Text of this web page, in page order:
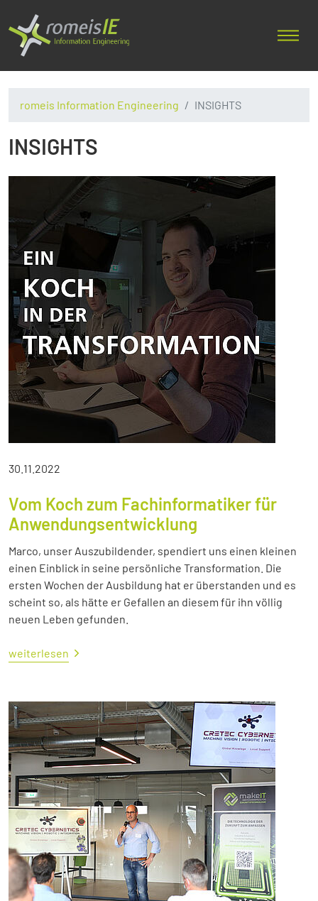
romeis Information Engineering INSIGHTS
INSIGHTS
30.11.2022
Vom Koch zum Fachinformatiker für
Anwendungsentwicklung
Marco, unser Auszubildender, spendiert uns einen kleinen
einen Einblick in seine persönliche Transformation. Die
ersten Wochen der Ausbildung hat er überstanden und es
scheint so, als hätte er Gefallen an diesem für ihn völlig
neuen Leben gefunden.
weiterlesen